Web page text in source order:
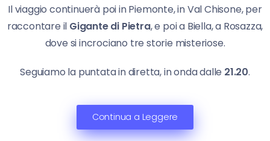
Il viaggio continuerà poi in Piemonte, in Val Chisone, per
raccontare il Gigante di Pietra, e poi a Biella, a Rosazza,
dove si incrociano tre storie misteriose.
Seguiamo la puntata in diretta, in onda dalle 21.20.
Continua a Leggere